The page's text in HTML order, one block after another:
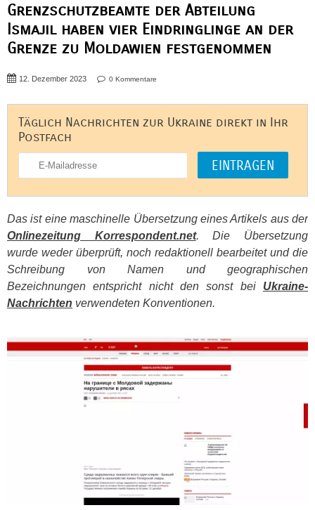
Grenzschutzbeamte der Abteilung
Ismajil haben vier Eindringlinge an der
Grenze zu Moldawien festgenommen
12. Dezember 2023 0 Kommentare
Täglich Nachrichten zur Ukraine direkt in Ihr
Postfach
Das ist eine maschinelle Übersetzung eines Artikels aus der
Onlinezeitung Korrespondent.net. Die Übersetzung
wurde weder überprüft, noch redaktionell bearbeitet und die
Schreibung von Namen und geographischen
Bezeichnungen entspricht nicht den sonst bei Ukraine-
Nachrichten verwendeten Konventionen.